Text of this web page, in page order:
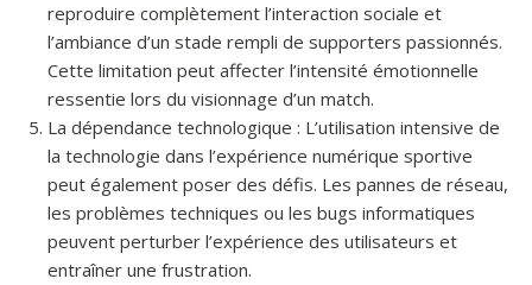
reproduire complètement l’interaction sociale et
l’ambiance d’un stade rempli de supporters passionnés.
Cette limitation peut affecter l’intensité émotionnelle
ressentie lors du visionnage d’un match.
La dépendance technologique : L’utilisation intensive de
la technologie dans l’expérience numérique sportive
peut également poser des défis. Les pannes de réseau,
les problèmes techniques ou les bugs informatiques
peuvent perturber l’expérience des utilisateurs et
entraîner une frustration.